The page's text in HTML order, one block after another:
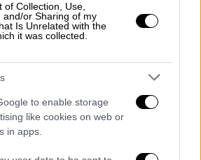
of Collection, Use,
and/or Sharing of my
Is Unrelated with the
it was collected.
to enable storage
like cookies on web or
in apps.
στην Ερυθρά
έχουν ανακοινώσει
ναυσιπλοΐας
μετά την τελευταία
έχουν επανειλημμένα
τις ιρανικές πολιτικές
στο τερματικό
Χαργκ
μέσα από το Ορμούζ.